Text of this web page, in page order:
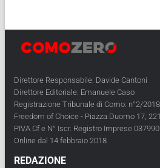
Direttore Responsabile: Davide Cantoni
Direttore Editoriale: Emanuele Caso
Registrazione Tribunale di Como: n°2/2018
Freedom of Choice - Piazza Duomo 17,
PIVA Cf e N° Iscr. Registro Imprese
Online dal 14 febbraio 2018
REDAZIONE